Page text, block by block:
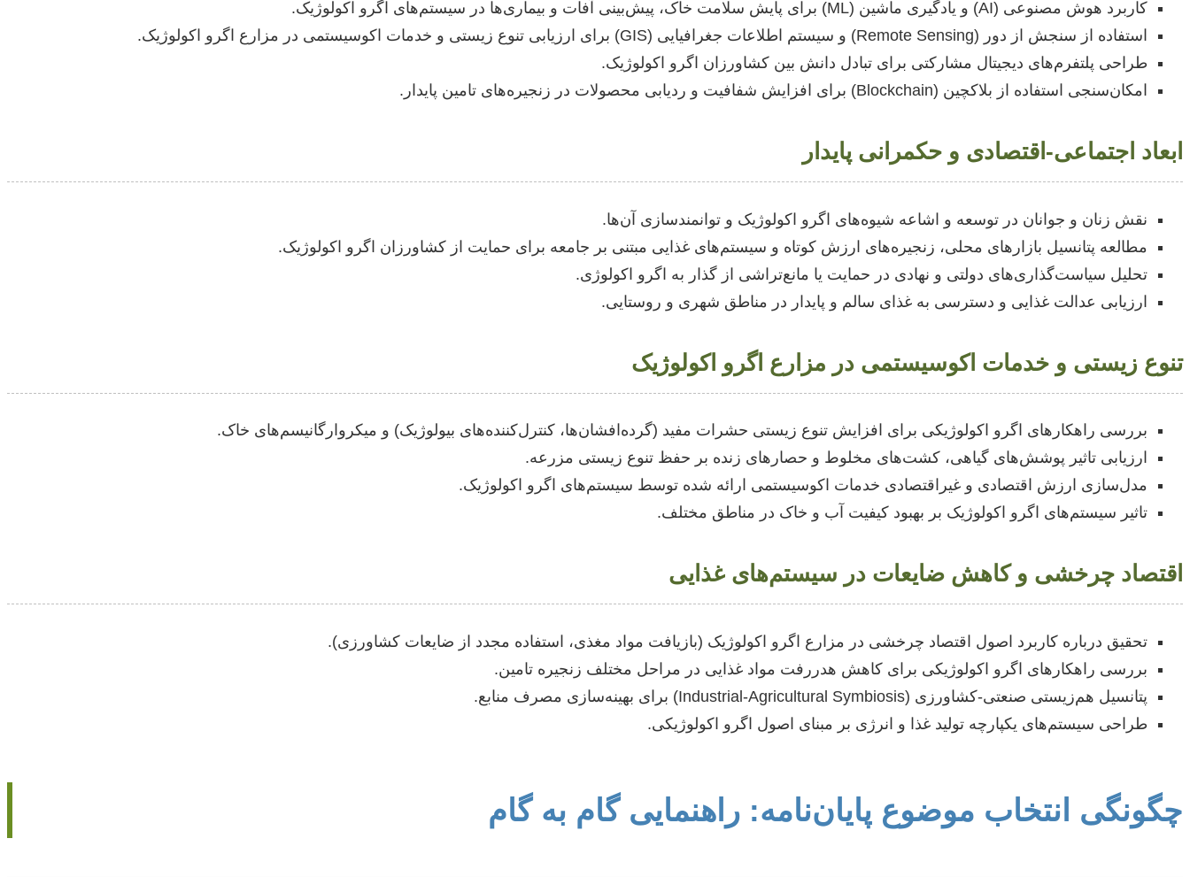
کاربرد هوش مصنوعی (AI) و یادگیری ماشین (ML) برای پایش سلامت خاک، پیش‌بینی آفات و بیماری‌ها در سیستم‌های اگرو اکولوژیک.
استفاده از سنجش از دور (Remote Sensing) و سیستم اطلاعات جغرافیایی (GIS) برای ارزیابی تنوع زیستی و خدمات اکوسیستمی در مزارع اگرو اکولوژیک.
طراحی پلتفرم‌های دیجیتال مشارکتی برای تبادل دانش بین کشاورزان اگرو اکولوژیک.
امکان‌سنجی استفاده از بلاکچین (Blockchain) برای افزایش شفافیت و ردیابی محصولات در زنجیره‌های تامین پایدار.
ابعاد اجتماعی-اقتصادی و حکمرانی پایدار
نقش زنان و جوانان در توسعه و اشاعه شیوه‌های اگرو اکولوژیک و توانمندسازی آن‌ها.
مطالعه پتانسیل بازارهای محلی، زنجیره‌های ارزش کوتاه و سیستم‌های غذایی مبتنی بر جامعه برای حمایت از کشاورزان اگرو اکولوژیک.
تحلیل سیاست‌گذاری‌های دولتی و نهادی در حمایت یا مانع‌تراشی از گذار به اگرو اکولوژی.
ارزیابی عدالت غذایی و دسترسی به غذای سالم و پایدار در مناطق شهری و روستایی.
تنوع زیستی و خدمات اکوسیستمی در مزارع اگرو اکولوژیک
بررسی راهکارهای اگرو اکولوژیکی برای افزایش تنوع زیستی حشرات مفید (گرده‌افشان‌ها، کنترل‌کننده‌های بیولوژیک) و میکروارگانیسم‌های خاک.
ارزیابی تاثیر پوشش‌های گیاهی، کشت‌های مخلوط و حصارهای زنده بر حفظ تنوع زیستی مزرعه.
مدل‌سازی ارزش اقتصادی و غیراقتصادی خدمات اکوسیستمی ارائه شده توسط سیستم‌های اگرو اکولوژیک.
تاثیر سیستم‌های اگرو اکولوژیک بر بهبود کیفیت آب و خاک در مناطق مختلف.
اقتصاد چرخشی و کاهش ضایعات در سیستم‌های غذایی
تحقیق درباره کاربرد اصول اقتصاد چرخشی در مزارع اگرو اکولوژیک (بازیافت مواد مغذی، استفاده مجدد از ضایعات کشاورزی).
بررسی راهکارهای اگرو اکولوژیکی برای کاهش هدررفت مواد غذایی در مراحل مختلف زنجیره تامین.
پتانسیل هم‌زیستی صنعتی-کشاورزی (Industrial-Agricultural Symbiosis) برای بهینه‌سازی مصرف منابع.
طراحی سیستم‌های یکپارچه تولید غذا و انرژی بر مبنای اصول اگرو اکولوژیکی.
چگونگی انتخاب موضوع پایان‌نامه: راهنمایی گام به گام